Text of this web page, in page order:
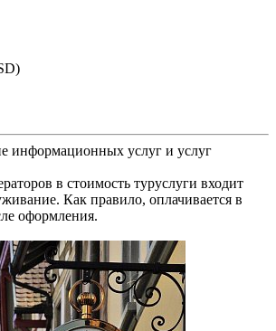
информационных услуг и услуг
в стоимость туруслуги входит
Как правило, оплачивается в
оформления.